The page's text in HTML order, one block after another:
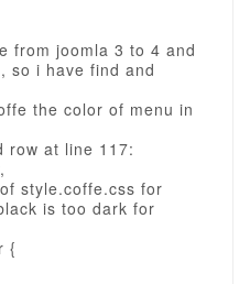
from joomla 3 to 4 and
so i have find and
the color of menu in
row at line 117:
style.coffe.css for
is too dark for
{